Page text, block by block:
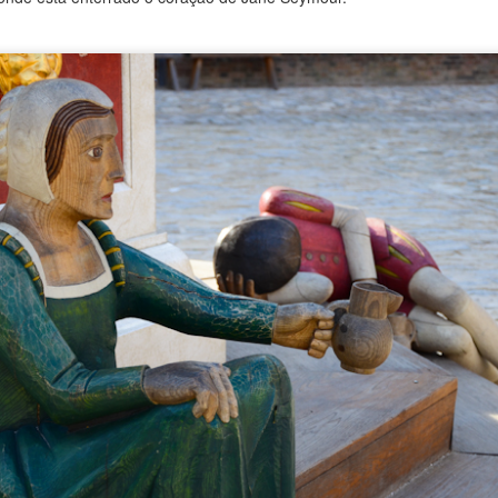
14
Zakopane, a estância polonesa nos Cárpatos
Zakopane é uma das mais famosas estâncias polonesas,
localizada aos pés dos Cárpatos, que ali servem de fronteira com
Eslováquia. Tem atrações naturais e culturais para todos os gostos.
das estações de esqui que atraem milhões de visitantes no
a cidade conta ainda com spas e é a porta de entrada do
nacional que ocupa a floresta nos Tatras, como é conhecido o
mais alto dos Cárpatos no país.
Zakopane em bate-volta a partir de Cracóvia.
Świdnica e a Igreja da Paz
Świdnica (que se pronuncia aproximadamente chfidnítsa) é uma
cidade pequena de 55.000 habitantes situada na Baixa Silésia,
entra no roteiro dos visitantes na Polônia devido à surpreendente
da Paz, Patrimônio da Humanidade pela Unesco desde 2001.
cidade dista 54 quilômetros de Wroclaw e o trem da operadora
DK leva pouco mais de uma hora no percurso.